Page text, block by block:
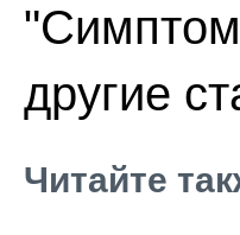
другие
Читайте